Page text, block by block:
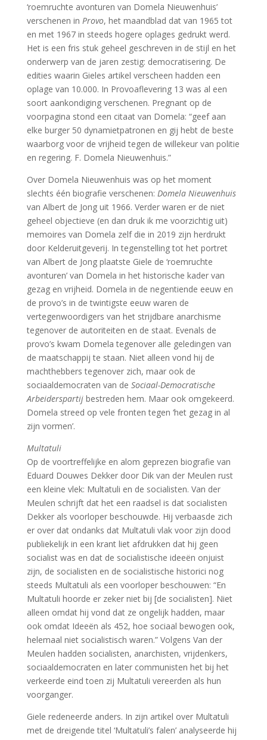
‘roemruchte avonturen van Domela Nieuwenhuis’
verschenen in Provo, het maandblad dat van 1965 tot
en met 1967 in steeds hogere oplages gedrukt werd.
Het is een fris stuk geheel geschreven in de stijl en het
onderwerp van de jaren zestig: democratisering. De
edities waarin Gieles artikel verscheen hadden een
oplage van 10.000. In Provoaflevering 13 was al een
soort aankondiging verschenen. Pregnant op de
voorpagina stond een citaat van Domela: “geef aan
elke burger 50 dynamietpatronen en gij hebt de beste
waarborg voor de vrijheid tegen de willekeur van politie
en regering. F. Domela Nieuwenhuis.”
Over Domela Nieuwenhuis was op het moment
slechts één biografie verschenen: Domela Nieuwenhuis
van Albert de Jong uit 1966. Verder waren er de niet
geheel objectieve (en dan druk ik me voorzichtig uit)
memoires van Domela zelf die in 2019 zijn herdrukt
door Kelderuitgeverij. In tegenstelling tot het portret
van Albert de Jong plaatste Giele de ‘roemruchte
avonturen’ van Domela in het historische kader van
gezag en vrijheid. Domela in de negentiende eeuw en
de provo’s in de twintigste eeuw waren de
vertegenwoordigers van het strijdbare anarchisme
tegenover de autoriteiten en de staat. Evenals de
provo’s kwam Domela tegenover alle geledingen van
de maatschappij te staan. Niet alleen vond hij de
machthebbers tegenover zich, maar ook de
sociaaldemocraten van de Sociaal-Democratische
Arbeiderspartijbestreden hem. Maar ook omgekeerd.
Domela streed op vele fronten tegen ‘het gezag in al
zijn vormen’.
Multatuli
Op de voortreffelijke en alom geprezen biografie van
Eduard Douwes Dekker door Dik van der Meulen rust
een kleine vlek: Multatuli en de socialisten. Van der
Meulen schrijft dat het een raadsel is dat socialisten
Dekker als voorloper beschouwde. Hij verbaasde zich
er over dat ondanks dat Multatuli vlak voor zijn dood
publiekelijk in een krant liet afdrukken dat hij geen
socialist was en dat de socialistische ideeën onjuist
zijn, de socialisten en de socialistische historici nog
steeds Multatuli als een voorloper beschouwen: “En
Multatuli hoorde er zeker niet bij [de socialisten]. Niet
alleen omdat hij vond dat ze ongelijk hadden, maar
ook omdat Ideeën als 452, hoe sociaal bewogen ook,
helemaal niet socialistisch waren.” Volgens Van der
Meulen hadden socialisten, anarchisten, vrijdenkers,
sociaaldemocraten en later communisten het bij het
verkeerde eind toen zij Multatuli vereerden als hun
voorganger.
Giele redeneerde anders. In zijn artikel over Multatuli
met de dreigende titel ‘Multatuli’s falen’ analyseerde hij